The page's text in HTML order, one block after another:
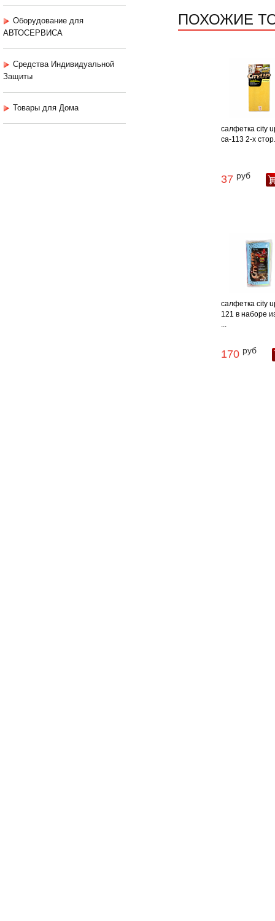
Оборудование для
АВТОСЕРВИСА
Средства Индивидуальной
Защиты
Товары для Дома
ПОХОЖИЕ
салфетка city
са-113 2-х
37 руб
салфетка city
121 в наборе
...
170 руб